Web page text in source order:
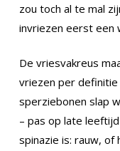
zou toch al te mal
invriezen eerst een
De vriesvakreus
vriezen per
sperziebonen slap
– pas op late
spinazie is: rauw, of